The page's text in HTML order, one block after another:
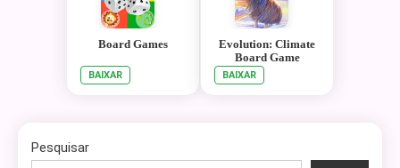
Board Games
BAIXAR
Evolution: Climate
Board Game
BAIXAR
Pesquisar